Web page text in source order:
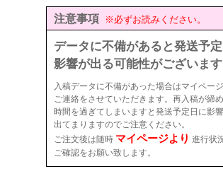
注意事項 ※必ずお読みください。
データに不備があると発送予
影響が出る可能性がございます
入稿データに不備があった場合はマイペー
ご連絡をさせていただきます。再入稿が締
時間を過ぎてしまいますと発送予定日に影
出てまりますのでご注意ください。
ご注文後は随時 マイページより 進行状
ご確認をお願い致します。